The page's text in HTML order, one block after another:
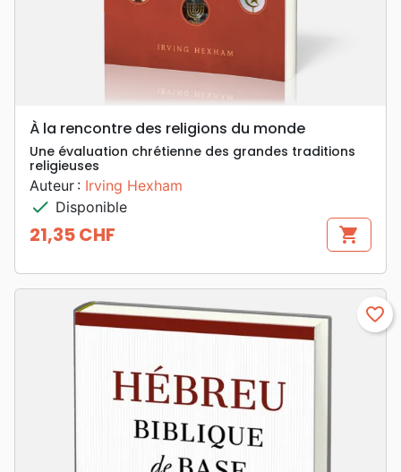
À la rencontre des religions du monde
Une évaluation chrétienne des grandes traditions
religieuses
Auteur : Irving Hexham
check Disponible
Prix
21,35 CHF shopping_cart
favorite_border